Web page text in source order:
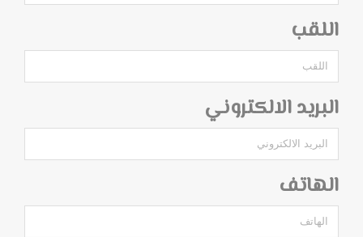
اللقب
البريد الالكتروني
الهاتف